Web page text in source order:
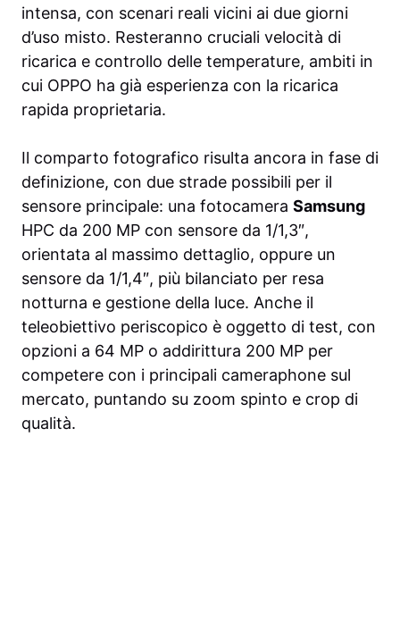
intensa, con scenari reali vicini ai due giorni
d’uso misto. Resteranno cruciali velocità di
ricarica e controllo delle temperature, ambiti in
cui OPPO ha già esperienza con la ricarica
rapida proprietaria.
Il comparto fotografico risulta ancora in fase di
definizione, con due strade possibili per il
sensore principale: una fotocamera Samsung
HPC da 200 MP con sensore da 1/1,3″,
orientata al massimo dettaglio, oppure un
sensore da 1/1,4″, più bilanciato per resa
notturna e gestione della luce. Anche il
teleobiettivo periscopico è oggetto di test, con
opzioni a 64 MP o addirittura 200 MP per
competere con i principali cameraphone sul
mercato, puntando su zoom spinto e crop di
qualità.